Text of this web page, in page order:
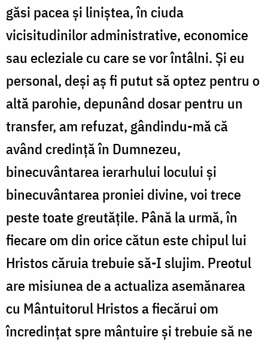
găsi pacea şi liniştea, în ciuda
vicisitudinilor administrative, economice
sau ecleziale cu care se vor întâlni. Şi eu
personal, deşi aş fi putut să optez pentru o
altă parohie, depunând dosar pentru un
transfer, am refuzat, gândindu-mă că
având credinţă în Dumnezeu,
binecuvântarea ierarhului locului şi
binecuvântarea proniei divine, voi trece
peste toate greutăţile. Până la urmă, în
fiecare om din orice cătun este chipul lui
Hristos căruia trebuie să-I slujim. Preotul
are misiunea de a actualiza asemănarea
cu Mântuitorul Hristos a fiecărui om
încredinţat spre mântuire şi trebuie să ne